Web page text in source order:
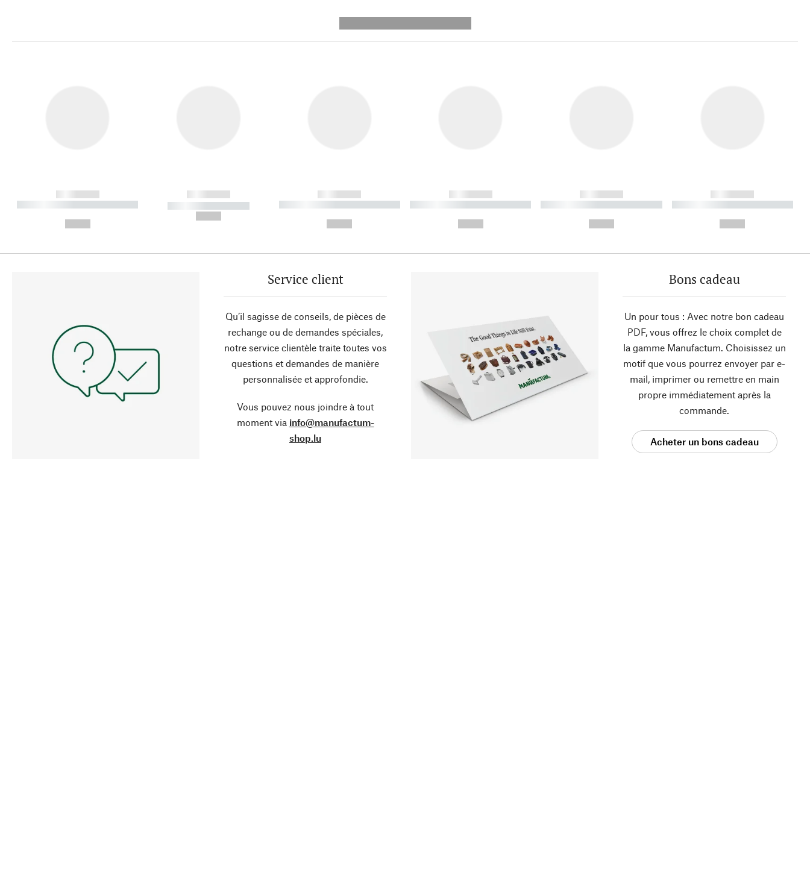
------------
----------- ----------- ----------
------------
----------- -----------
------------
----------- ----------- ----------
------------
----------- ----------- ----------
------------
----------- ----------- ----------
------------
----------- ----------- ----------
Service client
Qu’il sagisse de conseils, de pièces de
rechange ou de demandes spéciales,
notre service clientèle traite toutes vos
questions et demandes de manière
personnalisée et approfondie.
Vous pouvez nous joindre à tout
moment via info@manufactum-
shop.lu
Bons cadeau
Un pour tous : Avec notre bon cadeau
PDF, vous offrez le choix complet de
la gamme Manufactum. Choisissez un
motif que vous pourrez envoyer par e-
mail, imprimer ou remettre en main
propre immédiatement après la
commande.
Acheter un bons cadeau